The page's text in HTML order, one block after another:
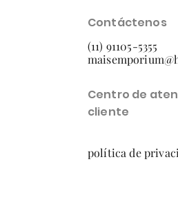
Contáctenos
(11) 91105-5355
Centro de
cliente
política de